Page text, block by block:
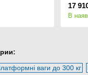
ваги до 300 кг
17
В